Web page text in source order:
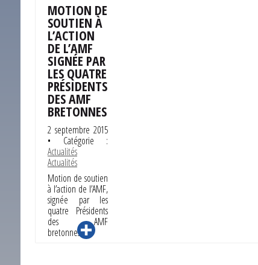
MOTION DE
SOUTIEN À
L’ACTION
DE L’AMF
SIGNÉE PAR
LES QUATRE
PRÉSIDENTS
DES AMF
BRETONNES
2 septembre 2015
• Catégorie :
Actualités
Actualités
Motion de soutien
à l’action de l’AMF,
signée par les
quatre Présidents
des AMF
bretonnes …